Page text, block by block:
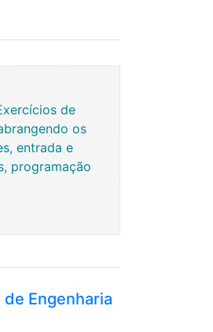
de
os
entrada e
programação
Engenharia